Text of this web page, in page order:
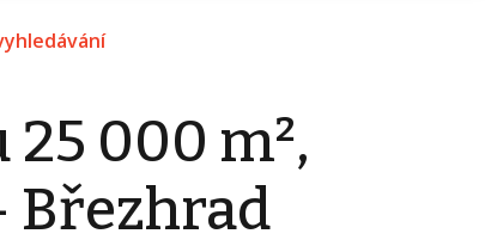
000 m²,
Březhrad